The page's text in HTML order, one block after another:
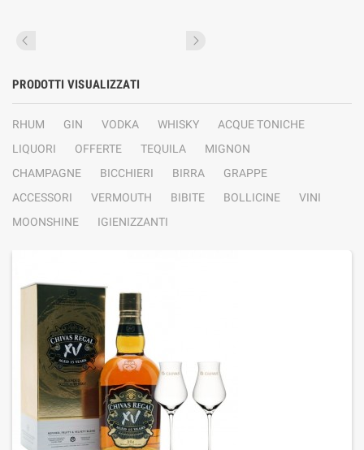
PRODOTTI VISUALIZZATI
RHUM GIN VODKA WHISKY
ACQUE TONICHE
LIQUORI
OFFERTE TEQUILA
MIGNON
CHAMPAGNE
BICCHIERI BIRRA
GRAPPE
ACCESSORI
VERMOUTH BIBITE BOLLICINE
VINI
MOONSHINE
IGIENIZZANTI